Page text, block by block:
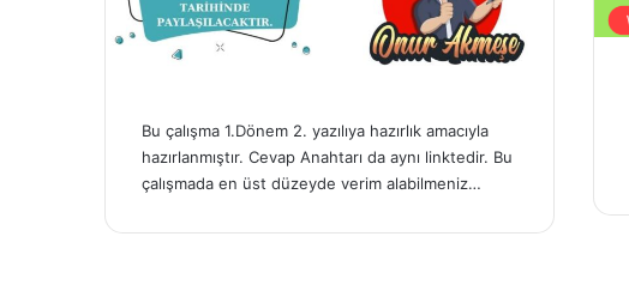
Bu çalışma 1.Dönem 2. yazılıya hazırlık amacıyla
hazırlanmıştır. Cevap Anahtarı da aynı linktedir. Bu
çalışmada en üst düzeyde verim alabilmeniz…